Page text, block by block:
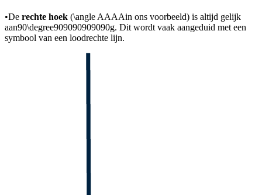
•De rechte hoek (\angle AAAAin ons voorbeeld) is altijd gelijk
aan90\degree909090909090g. Dit wordt vaak aangeduid met een
symbool van een loodrechte lijn.